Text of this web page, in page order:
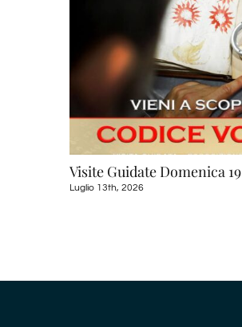
Visite Guidate Domenica
Luglio 13th, 2026